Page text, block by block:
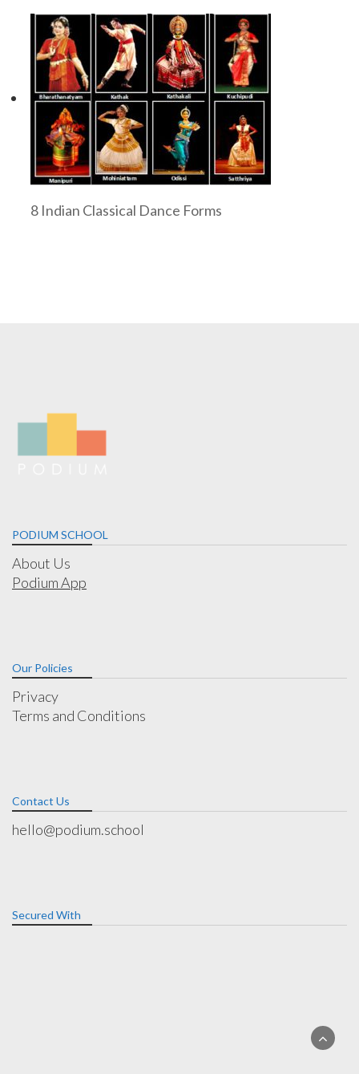
8 Indian Classical Dance Forms
PODIUM SCHOOL
About Us
Podium App
Our Policies
Privacy
Terms and Conditions
Contact Us
hello@podium.school
Secured With